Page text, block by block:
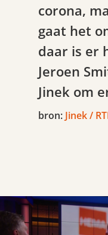
corona,
gaat het
daar is er
Jeroen
Jinek om
bron: Jinek /